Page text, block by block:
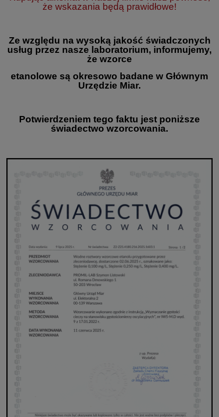
że wskazania będą prawidłowe!
Ze względu na wysoką jakość świadczonych
usług przez nasze laboratorium, informujemy,
że wzorce
etanolowe są okresowo badane w Głównym
Urzędzie Miar.
Potwierdzeniem tego faktu jest poniższe
świadectwo wzorcowania.